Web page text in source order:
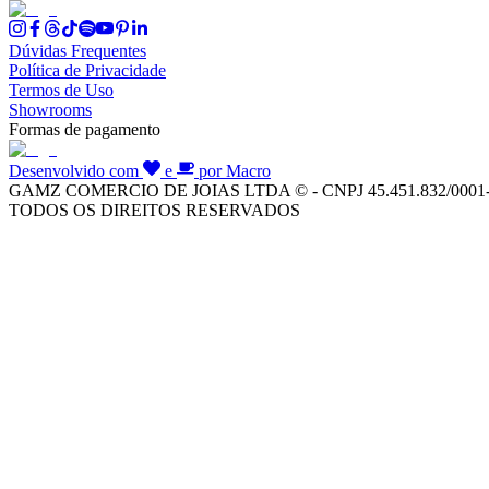
Dúvidas Frequentes
Política de Privacidade
Termos de Uso
Showrooms
Formas de pagamento
Desenvolvido com e
por Macro
GAMZ COMERCIO DE JOIAS LTDA © - CNPJ 45.451.832/
TODOS OS DIREITOS RESERVADOS